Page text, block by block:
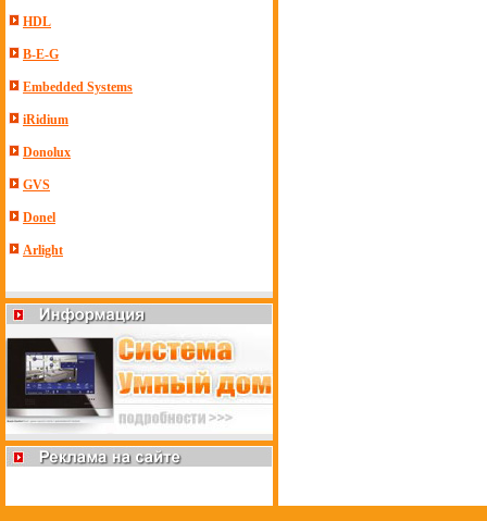
HDL
B-E-G
Embedded Systems
iRidium
Donolux
GVS
Donel
Arlight